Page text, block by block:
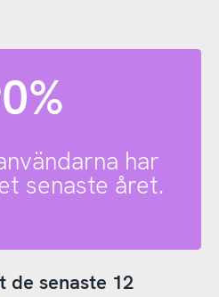
har
senaste året.
de senaste 12